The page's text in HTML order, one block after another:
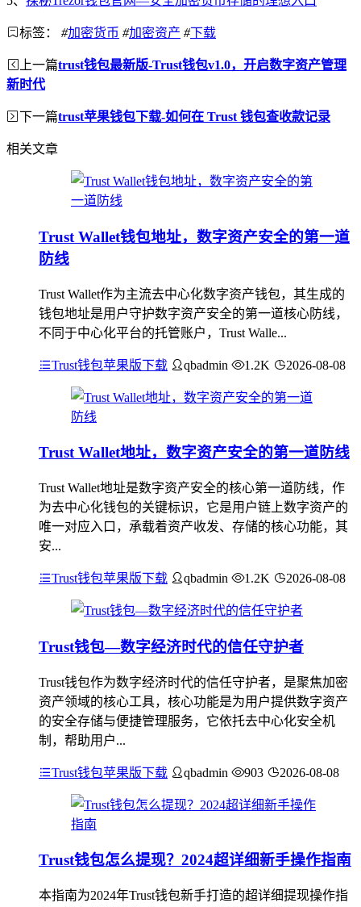
标签： #加密货币 #加密资产 #下载
上一篇trust钱包最新版-Trust钱包v1.0，开启数字资产管理
新时代
下一篇trust苹果钱包下载-如何在 Trust 钱包查收款记录
相关文章
Trust Wallet钱包地址，数字资产安全的第一道
防线
Trust Wallet作为主流去中心化数字资产钱包，其生成的
钱包地址是用户守护数字资产安全的第一道核心防线，
不同于中心化平台的托管账户，Trust Walle...
Trust钱包苹果版下载 qbadmin 1.2K 2026-08-08
Trust Wallet地址，数字资产安全的第一道防线
Trust Wallet地址是数字资产安全的核心第一道防线，作
为去中心化钱包的关键标识，它是用户链上数字资产的
唯一对应入口，承载着资产收发、存储的核心功能，其
安...
Trust钱包苹果版下载 qbadmin 1.2K 2026-08-08
Trust钱包—数字经济时代的信任守护者
Trust钱包作为数字经济时代的信任守护者，是聚焦加密
资产领域的核心工具，核心功能是为用户提供数字资产
的安全存储与便捷管理服务，它依托去中心化安全机
制，帮助用户...
Trust钱包苹果版下载 qbadmin 903 2026-08-08
Trust钱包怎么提现？2024超详细新手操作指南
本指南为2024年Trust钱包新手打造的超详细提现操作指